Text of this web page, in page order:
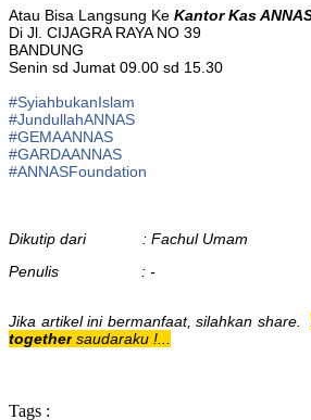
Atau Bisa Langsung Ke Kantor Kas
Di Jl. CIJAGRA RAYA NO 39
BANDUNG
Senin sd Jumat 09.00 sd 15.30
#SyiahbukanIslam
#JundullahANNAS
#GEMAANNAS
#GARDAANNAS
#ANNASFoundation
Dikutip dari : Fachul Umam
Penulis : -
Jika artikel ini bermanfaat, silahkan share.
together saudaraku !...
Tags :